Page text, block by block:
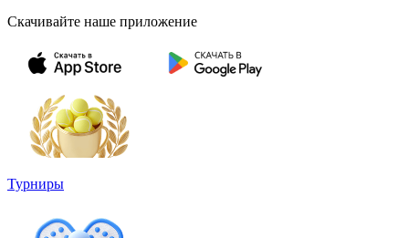
Скачивайте наше приложение
Турниры